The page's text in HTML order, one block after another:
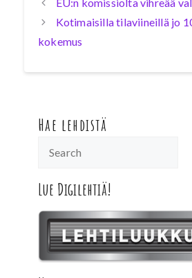
Kotimaisilla tilaviineillä jo
kokemus
Hae lehdistä
Lue Digilehtiä!